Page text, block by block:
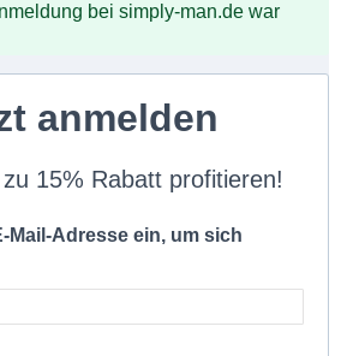
bei simply-man.de war
anmelden
15% Rabatt profitieren!
Mail-Adresse ein, um sich